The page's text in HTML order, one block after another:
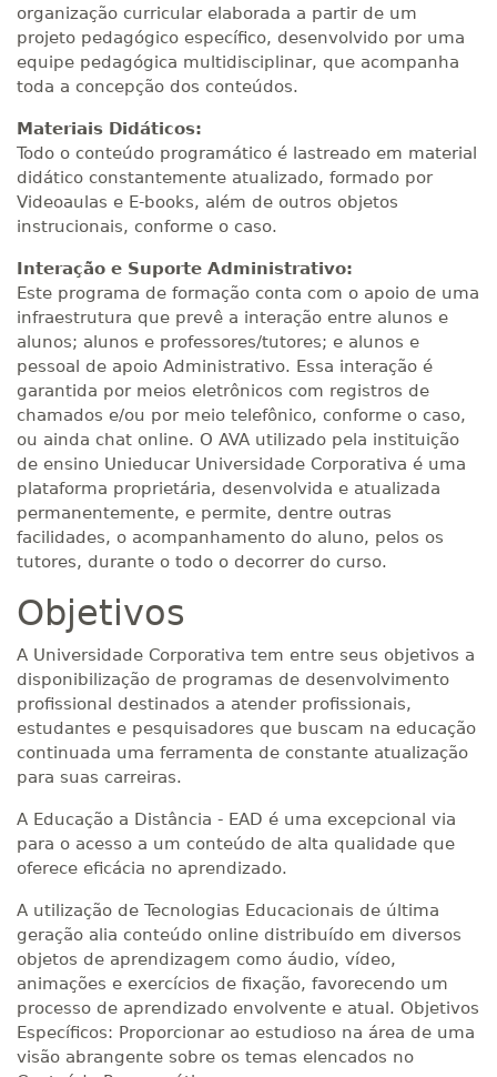
organização curricular elaborada a partir de um
projeto pedagógico específico, desenvolvido por uma
equipe pedagógica multidisciplinar, que acompanha
toda a concepção dos conteúdos.
Materiais Didáticos:
Todo o conteúdo programático é lastreado em material
didático constantemente atualizado, formado por
Videoaulas e E-books, além de outros objetos
instrucionais, conforme o caso.
Interação e Suporte Administrativo:
Este programa de formação conta com o apoio de uma
infraestrutura que prevê a interação entre alunos e
alunos; alunos e professores/tutores; e alunos e
pessoal de apoio Administrativo. Essa interação é
garantida por meios eletrônicos com registros de
chamados e/ou por meio telefônico, conforme o caso,
ou ainda chat online. O AVA utilizado pela instituição
de ensino Unieducar Universidade Corporativa é uma
plataforma proprietária, desenvolvida e atualizada
permanentemente, e permite, dentre outras
facilidades, o acompanhamento do aluno, pelos os
tutores, durante o todo o decorrer do curso.
Objetivos
A Universidade Corporativa tem entre seus objetivos a
disponibilização de programas de desenvolvimento
profissional destinados a atender profissionais,
estudantes e pesquisadores que buscam na educação
continuada uma ferramenta de constante atualização
para suas carreiras.
A Educação a Distância - EAD é uma excepcional via
para o acesso a um conteúdo de alta qualidade que
oferece eficácia no aprendizado.
A utilização de Tecnologias Educacionais de última
geração alia conteúdo online distribuído em diversos
objetos de aprendizagem como áudio, vídeo,
animações e exercícios de fixação, favorecendo um
processo de aprendizado envolvente e atual. Objetivos
Específicos: Proporcionar ao estudioso na área de uma
visão abrangente sobre os temas elencados no